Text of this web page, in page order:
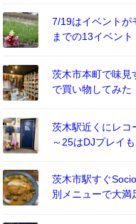
7/19はイベントが
までの13イベント
茨木市本町で味見
で買い物してみた
茨木駅近くにレコ
～25はDJプレイも
茨木市駅すぐ
別メニューで大満